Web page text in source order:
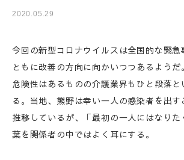
2020.05.29
今回の新型コロナウイルスは全国的な緊急
ともに改善の方向に向かいつつあるよう
危険性はあるものの介護業界もひと段落と
る。当地、熊野は幸い一人の感染者を出す
推移しているが、「最初の一人にはなり
葉を関係者の中ではよく耳にする。